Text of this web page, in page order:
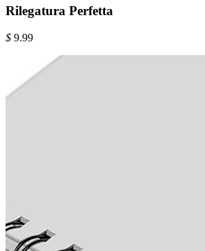
Rilegatura Perfetta
$ 9.99